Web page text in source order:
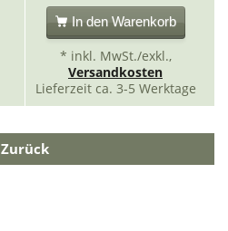
In den Warenkorb
* inkl. MwSt./exkl.,
Versandkosten
Lieferzeit ca. 3-5 Werktage
Zurück